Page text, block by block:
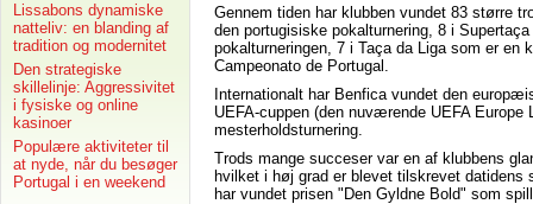
Lissabons dynamiske
natteliv: en blanding af
tradition og modernitet
Den strategiske
skillelinje: Aggressivitet
i fysiske og online
kasinoer
Populære aktiviteter til
at nyde, når du besøger
Portugal i en weekend
Gennem tiden har klubben vundet 83 større
den portugisiske pokalturnering, 8 i
pokalturneringen, 7 i Taça da Liga som er en
Campeonato de Portugal.
Internationalt har Benfica vundet den
UEFA-cuppen (den nuværende UEFA
mesterholdsturnering.
Trods mange succeser var en af klubbens
hvilket i høj grad er blevet tilskrevet datidens
har vundet prisen "Den Gyldne Bold" som